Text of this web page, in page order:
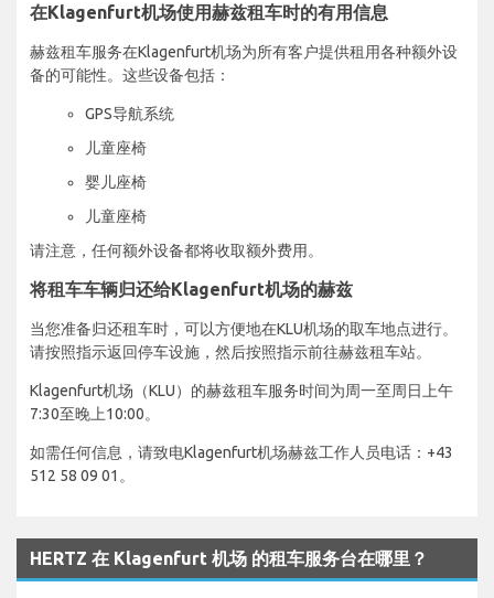
在Klagenfurt机场使用赫兹租车时的有用信息
赫兹租车服务在Klagenfurt机场为所有客户提供租用各种额外设
备的可能性。这些设备包括：
GPS导航系统
儿童座椅
婴儿座椅
儿童座椅
请注意，任何额外设备都将收取额外费用。
将租车车辆归还给Klagenfurt机场的赫兹
当您准备归还租车时，可以方便地在KLU机场的取车地点进行。
请按照指示返回停车设施，然后按照指示前往赫兹租车站。
Klagenfurt机场（KLU）的赫兹租车服务时间为周一至周日上午
7:30至晚上10:00。
如需任何信息，请致电Klagenfurt机场赫兹工作人员电话：+43
512 58 09 01。
HERTZ 在 Klagenfurt 机场 的租车服务台在哪里？